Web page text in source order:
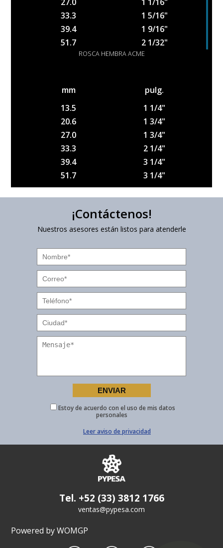
33.3
39.4
51.7
1 5/16"
1 9/16"
2 1/32"
ROSCA HEMBRA ACME
mm
13.5
20.6
27.0
33.3
39.4
51.7
pulg.
1 1/4"
1 3/4"
1 3/4"
2 1/4"
3 1/4"
3 1/4"
¡Contáctenos!
Nuestros asesores están listos para atenderle
Estoy de acuerdo con el uso de mis datos
personales
Leer aviso de privacidad
Tel. +52 (33) 3812 1766
ventas@pypesa.com
Powered by WOMGP